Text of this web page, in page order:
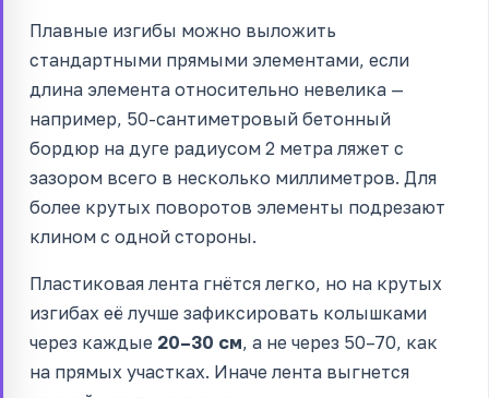
Плавные изгибы можно выложить
стандартными прямыми элементами, если
длина элемента относительно невелика —
например, 50-сантиметровый бетонный
бордюр на дуге радиусом 2 метра ляжет с
зазором всего в несколько миллиметров. Для
более крутых поворотов элементы подрезают
клином с одной стороны.
Пластиковая лента гнётся легко, но на крутых
изгибах её лучше зафиксировать колышками
через каждые 20–30 см, а не через 50–70, как
на прямых участках. Иначе лента выгнется